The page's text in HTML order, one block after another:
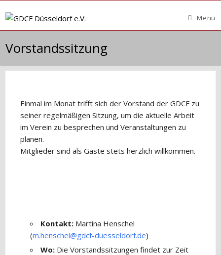
Inhalt
Menü
Vorstandssitzung
Einmal im Monat trifft sich der Vorstand der GDCF zu
seiner regelmäßigen Sitzung, um die aktuelle Arbeit
im Verein zu besprechen und Veranstaltungen zu
planen.
Mitglieder sind als Gäste stets herzlich willkommen.
Kontakt: Martina Henschel
(m.henschel@gdcf-duesseldorf.de)
Wo: Die Vorstandssitzungen findet zur Zeit